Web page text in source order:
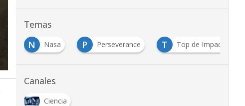
Temas
Nasa Perseverance Top de Impacto
Canales
Ciencia